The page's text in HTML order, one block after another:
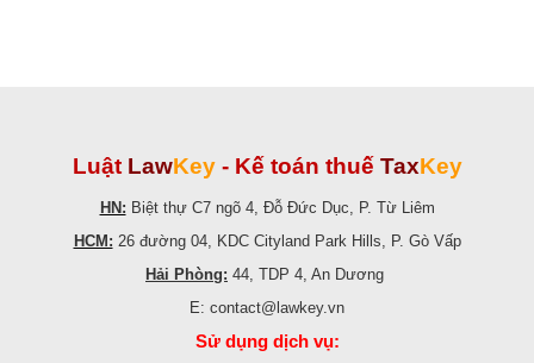
Luật LawKey - Kế toán thuế TaxKey
HN: Biệt thự C7 ngõ 4, Đỗ Đức Dục, P. Từ Liêm
HCM: 26 đường 04, KDC Cityland Park Hills, P. Gò Vấp
Hải Phòng: 44, TDP 4, An Dương
E: contact@lawkey.vn
Sử dụng dịch vụ: